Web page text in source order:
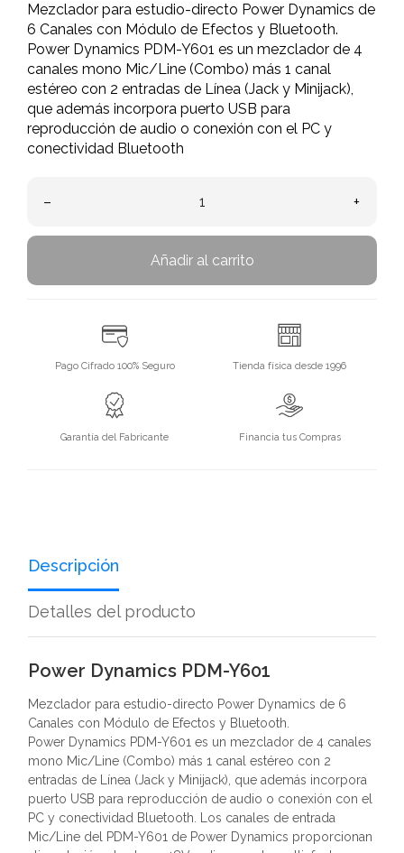
Mezclador para estudio-directo Power Dynamics de
6 Canales con Módulo de Efectos y Bluetooth.
Power Dynamics PDM-Y601 es un mezclador de 4
canales mono Mic/Line (Combo) más 1 canal
estéreo con 2 entradas de Línea (Jack y Minijack),
que además incorpora puerto USB para
reproducción de audio o conexión con el PC y
conectividad Bluetooth
– +
Añadir al carrito
Pago Cifrado 100% Seguro Tienda física desde 1996
Garantía del Fabricante Financia tus Compras
Descripción
Detalles del producto
Power Dynamics PDM-Y601
Mezclador para estudio-directo Power Dynamics de 6
Canales con Módulo de Efectos y Bluetooth.
Power Dynamics PDM-Y601 es un mezclador de 4 canales
mono Mic/Line (Combo) más 1 canal estéreo con 2
entradas de Línea (Jack y Minijack), que además incorpora
puerto USB para reproducción de audio o conexión con el
PC y conectividad Bluetooth. Los canales de entrada
Mic/Line del PDM-Y601 de Power Dynamics proporcionan